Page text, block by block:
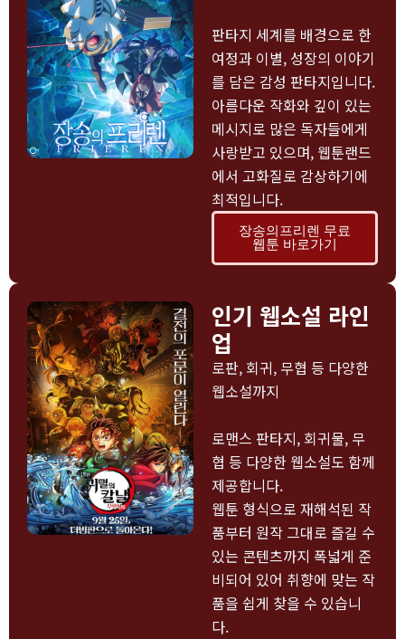
판타지 세계를 배경으로 한
여정과 이별, 성장의 이야기
를 담은 감성 판타지입니다.
아름다운 작화와 깊이 있는
메시지로 많은 독자들에게
사랑받고 있으며, 웹툰랜드
에서 고화질로 감상하기에
최적입니다.
장송의프리렌 무료
웹툰 바로가기
인기 웹소설 라인
업
로판, 회귀, 무협 등 다양한
웹소설까지
로맨스 판타지, 회귀물, 무
협 등 다양한 웹소설도 함께
제공합니다.
웹툰 형식으로 재해석된 작
품부터 원작 그대로 즐길 수
있는 콘텐츠까지 폭넓게 준
비되어 있어 취향에 맞는 작
품을 쉽게 찾을 수 있습니
다.